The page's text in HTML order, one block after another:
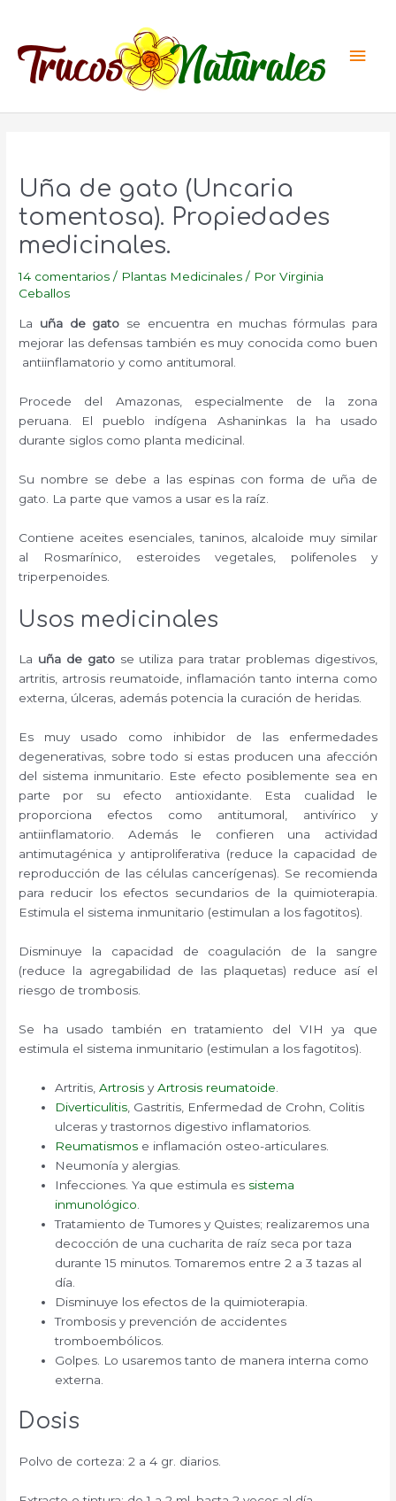
contenido
Uña de gato (Uncaria
tomentosa). Propiedades
medicinales.
14 comentarios / Plantas Medicinales / PorVirginia
Ceballos
La uña de gato se encuentra en muchas fórmulas para
mejorar las defensas también es muy conocida como buen
antiinflamatorio y como antitumoral.
Procede del Amazonas, especialmente de la zona
peruana. El pueblo indígena Ashaninkas la ha usado
durante siglos como planta medicinal.
Su nombre se debe a las espinas con forma de uña de
gato. La parte que vamos a usar es la raíz.
Contiene aceites esenciales, taninos, alcaloide muy similar
al Rosmarínico, esteroides vegetales, polifenoles y
triperpenoides.
Usos medicinales
La uña de gatose utiliza para tratar problemas digestivos,
artritis, artrosis reumatoide, inflamación tanto interna como
externa, úlceras, además potencia la curación de heridas.
Es muy usado como inhibidor de las enfermedades
degenerativas, sobre todo si estas producen una afección
del sistema inmunitario. Este efecto posiblemente sea en
parte por su efecto antioxidante. Esta cualidad le
proporciona efectos como antitumoral, antivírico y
antiinflamatorio. Además le confieren una actividad
antimutagénica y antiproliferativa (reduce la capacidad de
reproducción de las células cancerígenas). Se recomienda
para reducir los efectos secundarios de la quimioterapia.
Estimula el sistema inmunitario (estimulan a los fagotitos).
Disminuye la capacidad de coagulación de la sangre
(reduce la agregabilidad de las plaquetas) reduce así el
riesgo de trombosis.
Se ha usado también en tratamiento del VIH ya que
estimula el sistema inmunitario (estimulan a los fagotitos).
Artritis,Artrosis yArtrosis reumatoide
Diverticulitis , Gastritis, Enfermedad de Crohn, Colitis
ulceras y trastornos digestivo inflamatorios.
Reumatismos e inflamación osteo-articulares.
Neumonía y alergias.
Infecciones. Ya que estimula es sistema
inmunológico
Tratamiento de Tumores y Quistes; realizaremos una
decocción de una cucharita de raíz seca por taza
durante 15 minutos. Tomaremos entre 2 a 3 tazas al
día.
Disminuye los efectos de la quimioterapia.
Trombosis y prevención de accidentes
tromboembólicos.
Golpes. Lo usaremos tanto de manera interna como
externa.
Dosis
Polvo de corteza: 2 a 4 gr. diarios.